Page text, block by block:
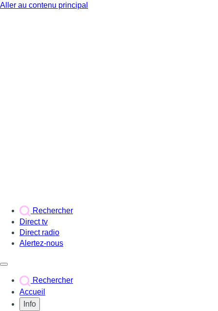
Aller au contenu principal
Rechercher
Direct tv
Direct radio
Alertez-nous
Rechercher
Accueil
Info